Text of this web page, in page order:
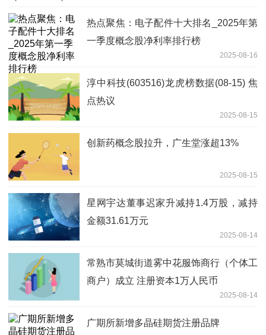
热点聚焦：电子配件十大排名_2025年第
一季度概念股净利率排行榜
2025-08-16
淳中科技(603516)龙虎榜数据(08-15) 焦
点热议
2025-08-15
创新药概念股拉升，广生堂涨超13%
2025-08-15
星网宇达董事迟家升减持1.4万股，减持
金额31.61万元
2025-08-14
常熟市莫城街道雾中花服饰商行（个体工
商户）成立 注册资本1万人民币
2025-08-14
广期所新增多晶硅期货注册品牌